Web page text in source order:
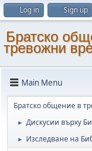
Log in Sign up
Братско
тревожни
Main Menu
Братско общение в
► Дискусии върху
► Изследване на